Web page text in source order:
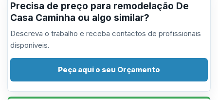
Precisa de preço para remodelação De
Casa Caminha ou algo similar?
Descreva o trabalho e receba contactos de profissionais
disponíveis.
Peça aqui o seu Orçamento